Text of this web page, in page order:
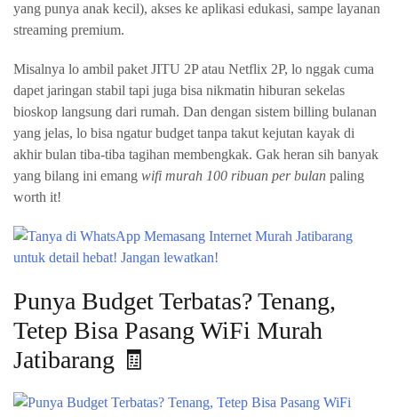
yang punya anak kecil), akses ke aplikasi edukasi, sampe layanan
streaming premium.
Misalnya lo ambil paket JITU 2P atau Netflix 2P, lo nggak cuma
dapet jaringan stabil tapi juga bisa nikmatin hiburan sekelas
bioskop langsung dari rumah. Dan dengan sistem billing bulanan
yang jelas, lo bisa ngatur budget tanpa takut kejutan kayak di
akhir bulan tiba-tiba tagihan membengkak. Gak heran sih banyak
yang bilang ini emang wifi murah 100 ribuan per bulan paling
worth it!
Punya Budget Terbatas? Tenang,
Tetep Bisa Pasang WiFi Murah
Jatibarang 🧾